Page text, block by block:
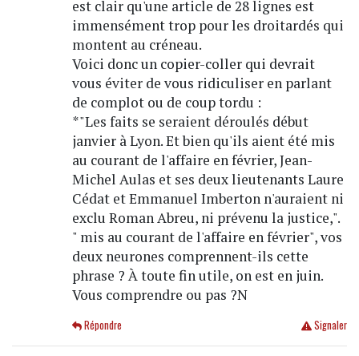
est clair qu'une article de 28 lignes est
immensément trop pour les droitardés qui
montent au créneau.
Voici donc un copier-coller qui devrait
vous éviter de vous ridiculiser en parlant
de complot ou de coup tordu :
*"Les faits se seraient déroulés début
janvier à Lyon. Et bien qu'ils aient été mis
au courant de l'affaire en février, Jean-
Michel Aulas et ses deux lieutenants Laure
Cédat et Emmanuel Imberton n'auraient ni
exclu Roman Abreu, ni prévenu la justice,".
" mis au courant de l'affaire en février", vos
deux neurones comprennent-ils cette
phrase ? À toute fin utile, on est en juin.
Vous comprendre ou pas ?N
Signaler
Répondre